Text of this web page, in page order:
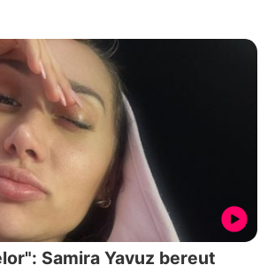
Samira Yavuz bereut